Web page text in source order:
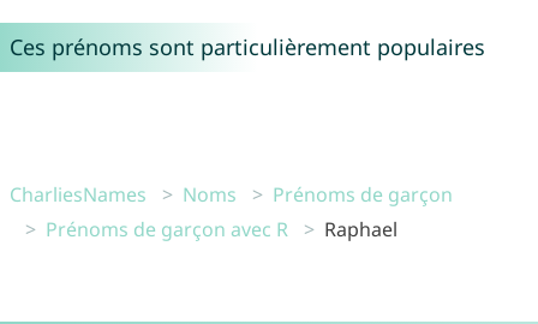
Ces prénoms sont particulièrement populaires
CharliesNames Noms
Prénoms de garçon
Prénoms de garçon avec R
Raphael